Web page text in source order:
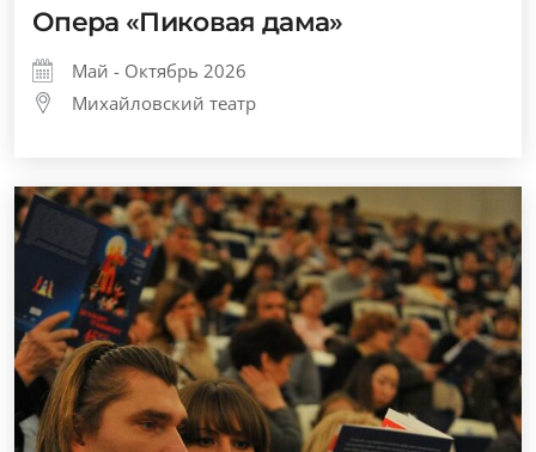
Опера «Пиковая дама»
Май - Октябрь 2026
Михайловский театр